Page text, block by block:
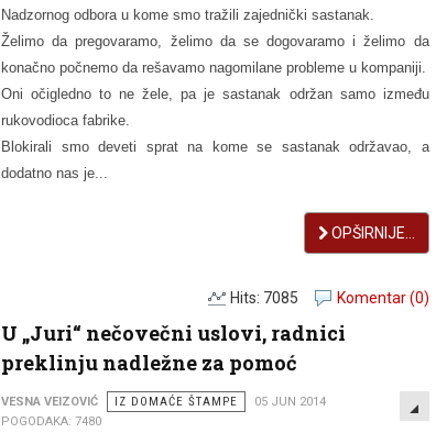
Nadzornog odbora u kome smo tražili zajednički sastanak.
Želimo da pregovaramo, želimo da se dogovaramo i želimo da
konačno počnemo da rešavamo nagomilane probleme u kompaniji.
Oni očigledno to ne žele, pa je sastanak održan samo između
rukovodioca fabrike.
Blokirali smo deveti sprat na kome se sastanak održavao, a
dodatno nas je...
OPŠIRNIJE...
Komentar (0)
Hits: 7085
U „Juri“ nečovečni uslovi, radnici
preklinju nadležne za pomoć
EMPTY
VESNA VEIZOVIĆ IZ DOMAĆE ŠTAMPE
05 JUN 2014
POGODAKA: 7480